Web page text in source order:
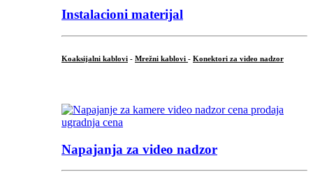
Instalacioni materijal
Koaksijalni kablovi - Mrežni kablovi - Konektori za video nadzor
Napajanja za video nadzor